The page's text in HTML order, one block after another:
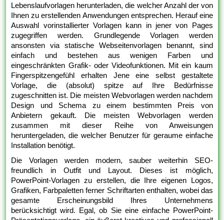
Lebenslaufvorlagen herunterladen, die welcher Anzahl der von
Ihnen zu erstellenden Anwendungen entsprechen. Herauf eine
Auswahl vorinstallierter Vorlagen kann in jener von Pages
zugegriffen werden. Grundlegende Vorlagen werden
ansonsten via statische Webseitenvorlagen benannt, sind
einfach und bestehen aus wenigen Farben und
eingeschränkten Grafik- oder Videofunktionen. Mit ein kaum
Fingerspitzengefühl erhalten Jene eine selbst gestaltete
Vorlage, die (absolut) spitze auf Ihre Bedürfnisse
zugeschnitten ist. Die meisten Webvorlagen werden nachdem
Design und Schema zu einem bestimmten Preis von
Anbietern gekauft. Die meisten Webvorlagen werden
zusammen mit dieser Reihe von Anweisungen
heruntergeladen, die welcher Benutzer für geraume einfache
Installation benötigt.
Die Vorlagen werden modern, sauber weiterhin SEO-
freundlich in Outfit und Layout. Dieses ist möglich,
PowerPoint-Vorlagen zu erstellen, die Ihre eigenen Logos,
Grafiken, Farbpaletten ferner Schriftarten enthalten, wobei das
gesamte Erscheinungsbild Ihres Unternehmens
berücksichtigt wird. Egal, ob Sie eine einfache PowerPoint-